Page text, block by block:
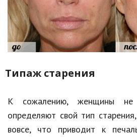
Типаж старения
К сожалению, женщины не
определяют свой тип
вовсе, что приводит к